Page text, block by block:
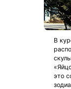
В
это